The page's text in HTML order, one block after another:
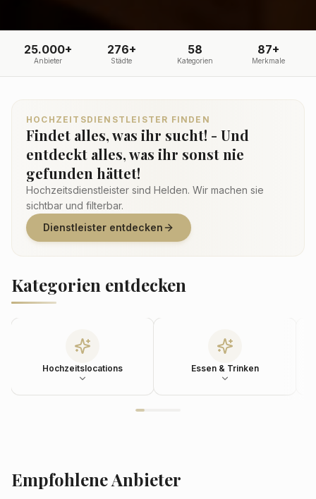
25.000+
Anbieter
276+
Städte
58
Kategorien
87+
Merkmale
HOCHZEITSDIENSTLEISTER FINDEN
Findet alles, was ihr sucht! - Und
entdeckt alles, was ihr sonst nie
gefunden hättet!
Hochzeitsdienstleister sind Helden. Wir machen sie
sichtbar und filterbar.
Dienstleister entdecken
Kategorien entdecken
Hochzeitslocations Essen & Trinken
Empfohlene Anbieter